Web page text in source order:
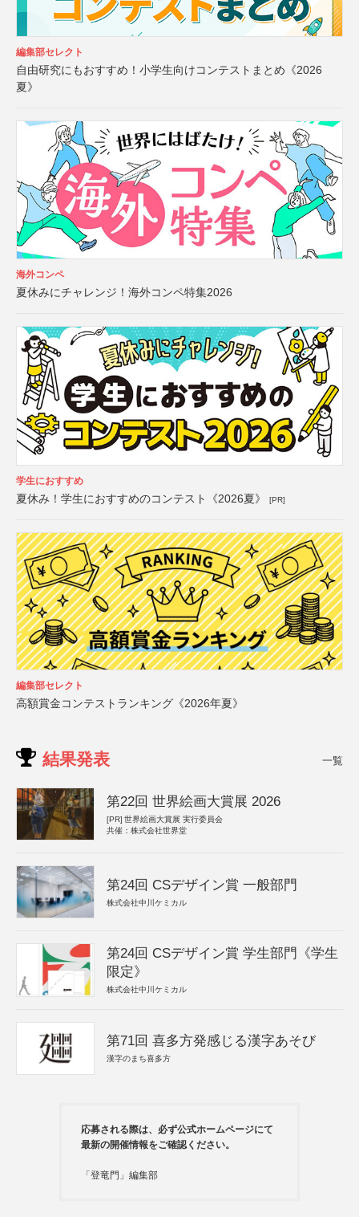
編集部セレクト
自由研究にもおすすめ！小学生向けコンテストまとめ《2026
夏》
海外コンペ
夏休みにチャレンジ！海外コンペ特集2026
学生におすすめ
夏休み！学生におすすめのコンテスト《2026夏》 [PR]
編集部セレクト
高額賞金コンテストランキング《2026年夏》
結果発表 一覧
第22回 世界絵画大賞展 2026
[PR] 世界絵画大賞展 実行委員会
共催：株式会社世界堂
第24回 CSデザイン賞 一般部門
株式会社中川ケミカル
第24回 CSデザイン賞 学生部門《学生
限定》
株式会社中川ケミカル
第71回 喜多方発感じる漢字あそび
漢字のまち喜多方
応募される際は、必ず公式ホームページにて
最新の開催情報をご確認ください。
「登竜門」編集部